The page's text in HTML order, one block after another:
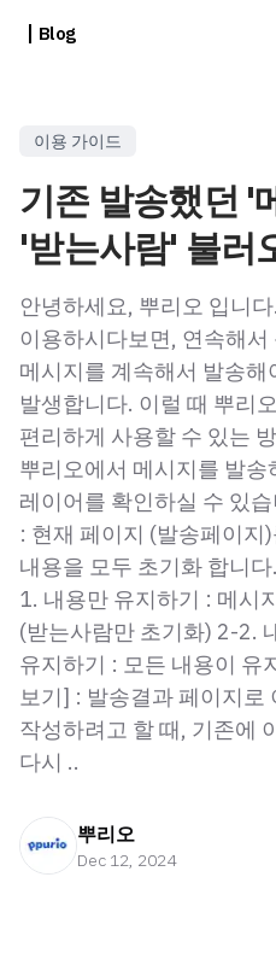
Blog
이용 가이드
기존 발송했던 '
'받는사람' 불러
안녕하세요, 뿌리오 입니
이용하시다보면, 연속해
메시지를 계속해서 발송해
발생합니다. 이럴 때 뿌리
편리하게 사용할 수 있는
뿌리오에서 메시지를 발
레이어를 확인하실 수 있
: 현재 페이지 (발송페이지
내용을 모두 초기화 합니
1. 내용만 유지하기 : 메시
(받는사람만 초기화) 2-2.
유지하기 : 모든 내용이 유
보기] : 발송결과 페이지로
작성하려고 할 때, 기존에
다시 ..
뿌리오
Dec 12, 2024